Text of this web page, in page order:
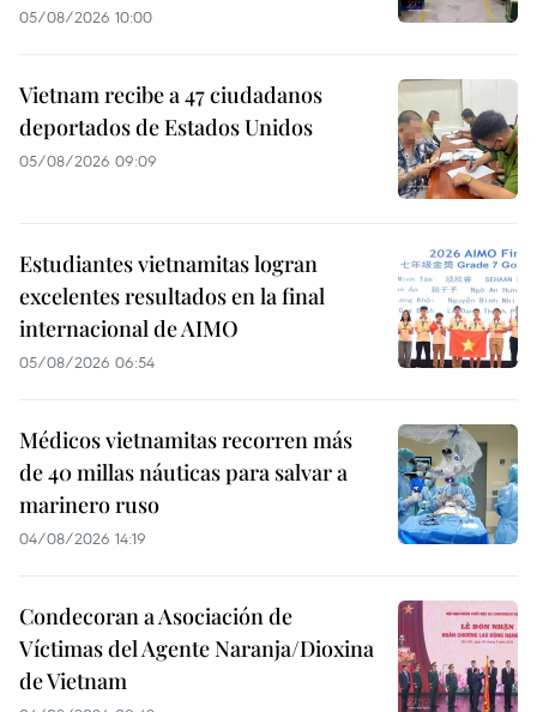
05/08/2026 10:00
Vietnam recibe a 47 ciudadanos
deportados de Estados Unidos
05/08/2026 09:09
Estudiantes vietnamitas logran
excelentes resultados en la final
internacional de AIMO
05/08/2026 06:54
Médicos vietnamitas recorren más
de 40 millas náuticas para salvar a
marinero ruso
04/08/2026 14:19
Condecoran a Asociación de
Víctimas del Agente Naranja/Dioxina
de Vietnam